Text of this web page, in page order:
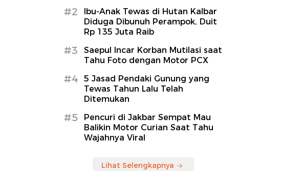
#2
Ibu-Anak Tewas di Hutan Kalbar
Diduga Dibunuh Perampok, Duit
Rp 135 Juta Raib
#3
Saepul Incar Korban Mutilasi saat
Tahu Foto dengan Motor PCX
#4
5 Jasad Pendaki Gunung yang
Tewas Tahun Lalu Telah
Ditemukan
#5
Pencuri di Jakbar Sempat Mau
Balikin Motor Curian Saat Tahu
Wajahnya Viral
Lihat Selengkapnya